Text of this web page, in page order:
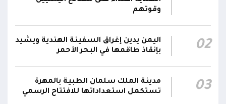
وثبات المقاتلين في مواقعهم
00:26
الفريق أول ركن طارق صالح يعزي في اتصالين
هاتفيين قائدي الفرقتين الأولى والثالثة طوارئ في
استشهاد عدد من الأبطال بالهجوم الحوثي الغادر
اللجنة الأمنية بحضرموت تدين هجوم مليشيا
الحوثي على القوات المسلحة وتؤكد استمرار
وقوتهم
02
اليمن يدين إغراق السفينة الهندية ويشيد
بإنقاذ طاقمها في البحر الأحمر
03
مدينة الملك سلمان الطبية بالمهرة
تستكمل استعداداتها للافتتاح الرسمي